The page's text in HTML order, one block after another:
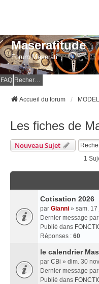
Maseratitude
Forum Maserati
FAQ
Accueil du forum
Les fiches de
Nouveau Sujet
1
Cotisation 2026
par Gianni » sam. 17
Dernier message par
Publié dans
Réponses : 60
le calendrier
par CBi » dim. 30
Dernier message par
Publié dans